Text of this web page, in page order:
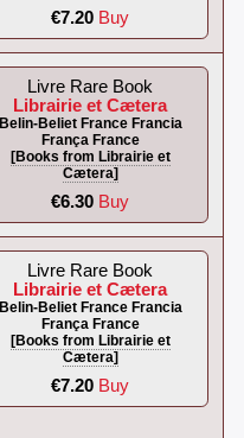
€7.20 Buy
Livre Rare Book
Librairie et Cætera
Belin-Beliet France Francia
França France
[Books from Librairie et
Cætera]
€6.30 Buy
Livre Rare Book
Librairie et Cætera
Belin-Beliet France Francia
França France
[Books from Librairie et
Cætera]
€7.20 Buy